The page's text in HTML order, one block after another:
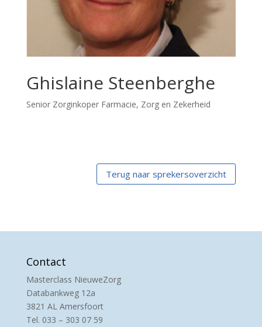
Ghislaine Steenberghe
Senior Zorginkoper Farmacie, Zorg en Zekerheid
Terug naar sprekersoverzicht
Contact
Masterclass NieuweZorg
Databankweg 12a
3821 AL Amersfoort
Tel. 033 – 303 07 59